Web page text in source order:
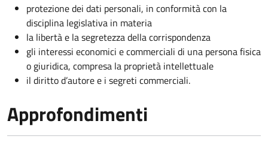
protezione dei dati personali, in conformità con la
disciplina legislativa in materia
la libertà e la segretezza della corrispondenza
gli interessi economici e commerciali di una persona fisica
o giuridica, compresa la proprietà intellettuale
il diritto d’autore e i segreti commerciali.
Approfondimenti